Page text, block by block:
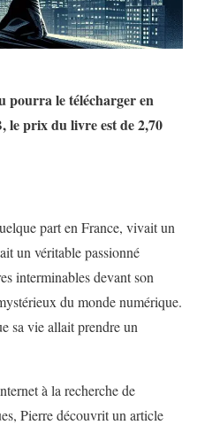
pourra le télécharger en
prix du livre est de 2,70
part en France, vivait un
un véritable passionné
interminables devant son
du monde numérique.
sa vie allait prendre un
à la recherche de
Pierre découvrit un article